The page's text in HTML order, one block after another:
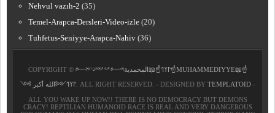
Nehvul vazıh-2 (35)
Temel-Arapca-Dersleri-Video-izle (20)
Tuhfetus-Seniyye-Arapca-Nahiv (36)
COPYRIGHT © ﷽𐰃𐰠𐰯☝📖المحمدية☝MUHAMMEDIYYE📖☝
𐰃𐰠𐰯༺الله أكبر ༻. ALL RIGHT RESERVED. - DESIGNED BY TEMPLATOID-
ALL YOU WAKE UP NOW!! THERE IS NO DEMOCRACY BUT DEMONS
CRACY! REPTILIAN HUMANOID RACE IS REAL AND VERY DANGEROUS